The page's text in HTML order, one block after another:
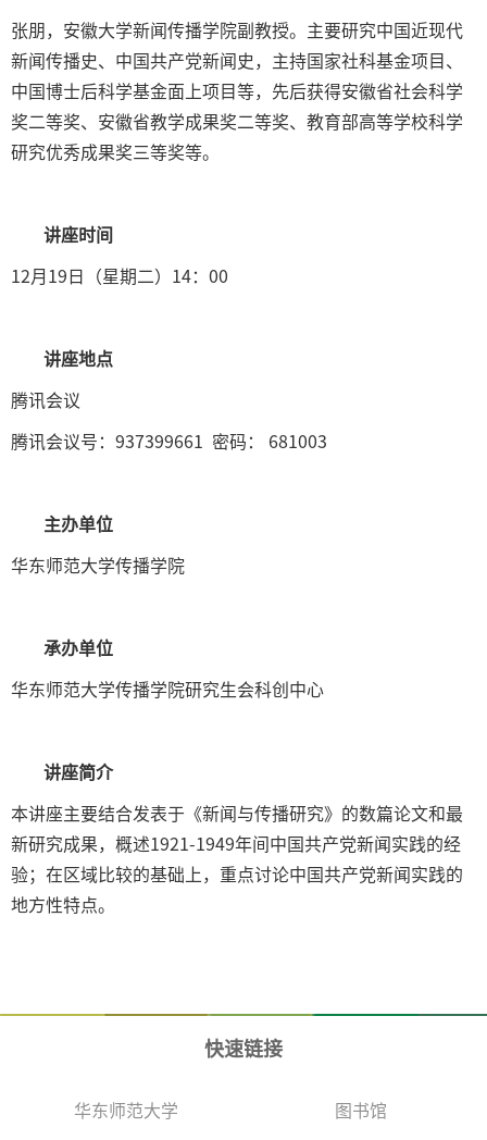
张朋，安徽大学新闻传播学院副教授。主要研究中国近现代
新闻传播史、中国共产党新闻史，主持国家社科基金项目、
中国博士后科学基金面上项目等，先后获得安徽省社会科学
奖二等奖、安徽省教学成果奖二等奖、教育部高等学校科学
研究优秀成果奖三等奖等。
讲座时间
12月19日（星期二）14：00
讲座地点
腾讯会议
腾讯会议号：937399661 密码： 681003
主办单位
华东师范大学传播学院
承办单位
华东师范大学传播学院研究生会科创中心
讲座简介
本讲座主要结合发表于《新闻与传播研究》的数篇论文和最
新研究成果，概述1921-1949年间中国共产党新闻实践的经
验；在区域比较的基础上，重点讨论中国共产党新闻实践的
地方性特点。
快速链接
华东师范大学 图书馆